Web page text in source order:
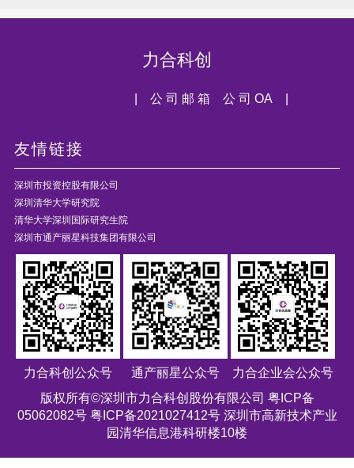
力合科创
公 司 OA |
| 公 司 邮 箱
友情链接
深圳市投资控股有限公司
深圳清华大学研究院
清华大学深圳国际研究生院
深圳市通产丽星科技集团有限公司
力合科创公众号 通产丽星公众号
力合企业会公众号
版权所有©深圳市力合科创股份有限公司 粤ICP备
05062082号 粤ICP备2021027412号深圳市高新技术产业
园清华信息港科研楼10楼